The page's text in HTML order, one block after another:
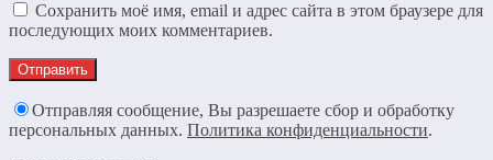
Сохранить моё имя, email и адрес сайта в этом браузере для
последующих моих комментариев.
Отправляя сообщение, Вы разрешаете сбор и обработку
персональных данных. Политика конфиденциальности.